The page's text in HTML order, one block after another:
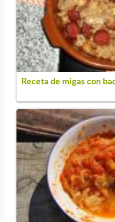
Receta de migas con